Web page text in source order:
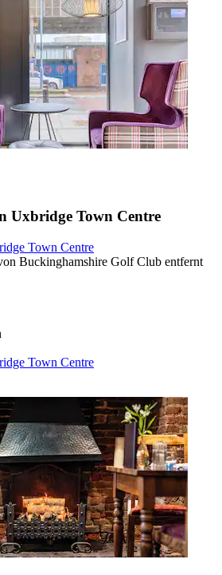
Uxbridge Town Centre
Town Centre
Buckinghamshire Golf Club entfernt
Town Centre